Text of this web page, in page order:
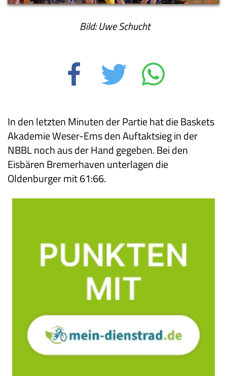
Bild: Uwe Schucht
In den letzten Minuten der Partie hat die Baskets
Akademie Weser-Ems den Auftaktsieg in der
NBBL noch aus der Hand gegeben. Bei den
Eisbären Bremerhaven unterlagen die
Oldenburger mit 61:66.